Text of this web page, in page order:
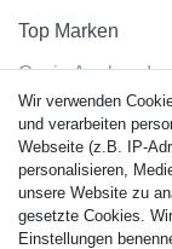
Top Marken
Casio Armband
Festina Armband
Citizen Armband
M. Lacroix
J. Lemans
Uhrenarmbänder -
Wir verwenden
und verarbeiten
Webseite (z.B. IP-
personalisieren,
unsere Website zu
gesetzte Cookies.
Einstellungen